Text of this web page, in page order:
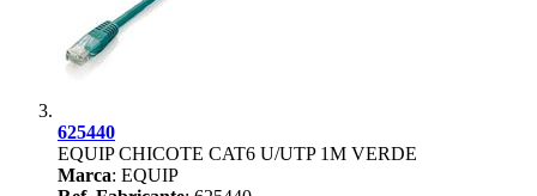
625440
EQUIP CHICOTE CAT6 U/UTP 1M VERDE
Marca: EQUIP